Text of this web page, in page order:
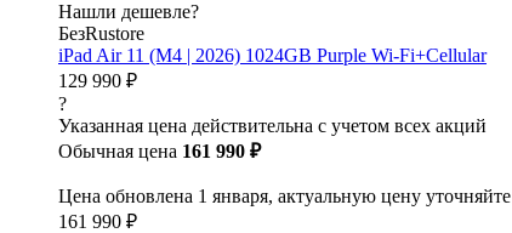
Нашли дешевле?
БезRustore
iPad Air 11 (M4 | 2026) 1024GB Purple Wi-Fi+Cellular
129 990 ₽
?
Указанная цена действительна с учетом всех акций
Обычная цена 161 990 ₽
Цена обновлена 1 января, актуальную цену уточняйте
161 990 ₽